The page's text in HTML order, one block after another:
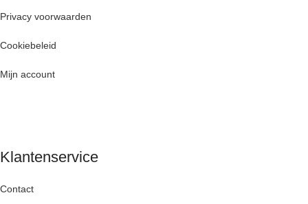
Privacy voorwaarden
Cookiebeleid
Mijn account
Klantenservice
Contact